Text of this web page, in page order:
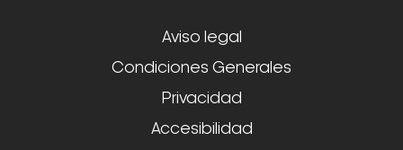
Aviso legal
Condiciones Generales
Privacidad
Accesibilidad